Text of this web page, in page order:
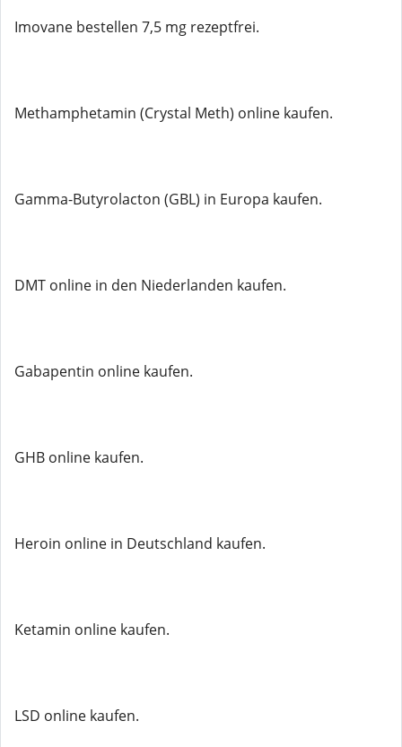
Imovane bestellen 7,5 mg rezeptfrei.
Methamphetamin (Crystal Meth) online kaufen.
Gamma-Butyrolacton (GBL) in Europa kaufen.
DMT online in den Niederlanden kaufen.
Gabapentin online kaufen.
GHB online kaufen.
Heroin online in Deutschland kaufen.
Ketamin online kaufen.
LSD online kaufen.